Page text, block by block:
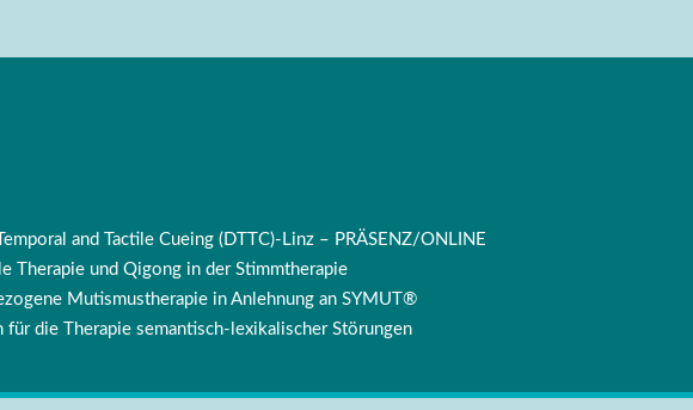
and Tactile Cueing (DTTC)-Linz – PRÄSENZ/ONLINE
Therapie und Qigong in der Stimmtherapie
Mutismustherapie in Anlehnung an SYMUT®
für die Therapie semantisch-lexikalischer Störungen